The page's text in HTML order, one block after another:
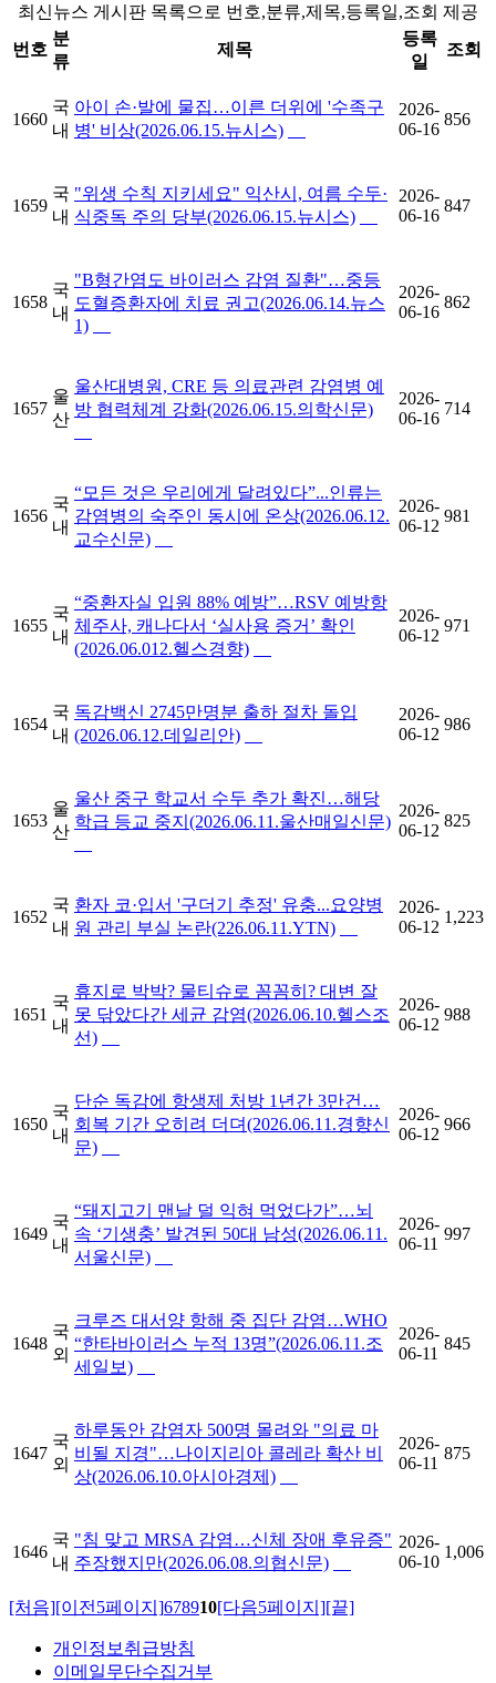
최신뉴스 게시판 목록으로 번호,분류,제목,등록일,조회 제공
번호
분
류
제목
등록
일
조회
1660
국
내
아이 손·발에 물집…이른 더위에 '수족구
병' 비상(2026.06.15.뉴시스)
2026-
06-16
856
1659
국
내
"위생 수칙 지키세요" 익산시, 여름 수두·
식중독 주의 당부(2026.06.15.뉴시스)
2026-
06-16
847
1658
국
내
"B형간염도 바이러스 감염 질환"…중등
도혈증환자에 치료 권고(2026.06.14.뉴스
1)
2026-
06-16
862
1657
울
산
울산대병원, CRE 등 의료관련 감염병 예
방 협력체계 강화(2026.06.15.의학신문)
2026-
06-16
714
1656
국
내
“모든 것은 우리에게 달려있다”...인류는
감염병의 숙주인 동시에 온상(2026.06.12.
교수신문)
2026-
06-12
981
1655
국
내
“중환자실 입원 88% 예방”…RSV 예방항
체주사, 캐나다서 ‘실사용 증거’ 확인
(2026.06.012.헬스경향)
2026-
06-12
971
1654
국
내
독감백신 2745만명분 출하 절차 돌입
(2026.06.12.데일리안)
2026-
06-12
986
1653
울
산
울산 중구 학교서 수두 추가 확진…해당
학급 등교 중지(2026.06.11.울산매일신문)
2026-
06-12
825
1652
국
내
환자 코·입서 '구더기 추정' 유충...요양병
원 관리 부실 논란(226.06.11.YTN)
2026-
06-12
1,223
1651
국
내
휴지로 박박? 물티슈로 꼼꼼히? 대변 잘
못 닦았다간 세균 감염(2026.06.10.헬스조
선)
2026-
06-12
988
1650
국
내
단순 독감에 항생제 처방 1년간 3만건…
회복 기간 오히려 더뎌(2026.06.11.경향신
문)
2026-
06-12
966
1649
국
내
“돼지고기 맨날 덜 익혀 먹었다가”…뇌
속 ‘기생충’ 발견된 50대 남성(2026.06.11.
서울신문)
2026-
06-11
997
1648
국
외
크루즈 대서양 항해 중 집단 감염…WHO
“한타바이러스 누적 13명”(2026.06.11.조
세일보)
2026-
06-11
845
1647
국
외
하루동안 감염자 500명 몰려와 "의료 마
비될 지경"…나이지리아 콜레라 확산 비
상(2026.06.10.아시아경제)
2026-
06-11
875
1646
국
내
"침 맞고 MRSA 감염…신체 장애 후유증"
주장했지만(2026.06.08.의협신문)
2026-
06-10
1,006
[처음][이전5페이지]678910[다음5페이지][끝]
개인정보취급방침
이메일무단수집거부